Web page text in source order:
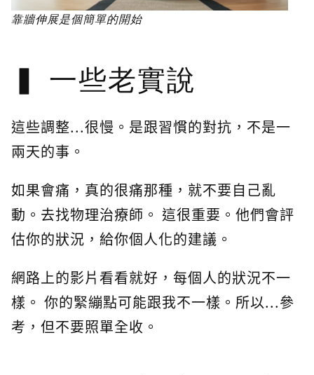
靠牆伸展是個簡單的開始
一些老實說
這些調整...很慢。是跟習慣的對抗，不是一
兩天的事。
如果會痛，真的很痛那種，就不要自己亂
動。去找物理治療師。 這很重要。他們會評
估你的狀況，給你個人化的建議。
網路上的影片看看就好，每個人的狀況不一
樣。 你的緊繃點可能跟我不一樣。所以...參
考，但不要照單全收。